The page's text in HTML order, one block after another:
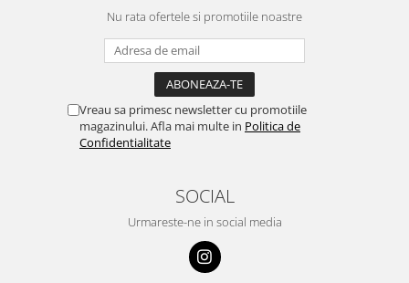
Nu rata ofertele si promotiile noastre
Vreau sa primesc newsletter cu promotiile
magazinului. Afla mai multe in Politica de
Confidentialitate
SOCIAL
Urmareste-ne in social media